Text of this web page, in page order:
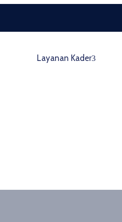
Layanan Kader